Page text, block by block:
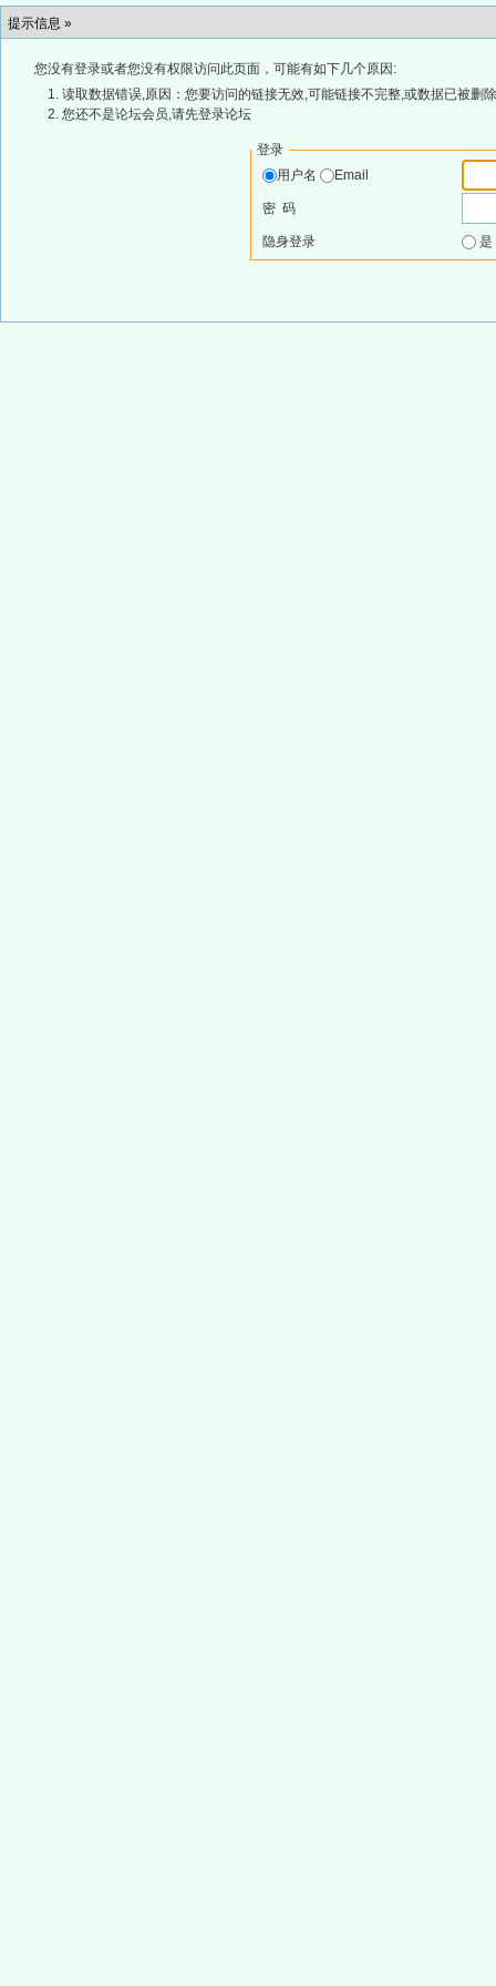
提示信息 »
您没有登录或者您没有权限访问此页面，可能有如下几个原因:
读取数据错误,原因：您要访问的链接无效,可能链接不完整,或数据已被删
您还不是论坛会员,请先登录论坛
登录
用户名
Email
密 码
隐身登录